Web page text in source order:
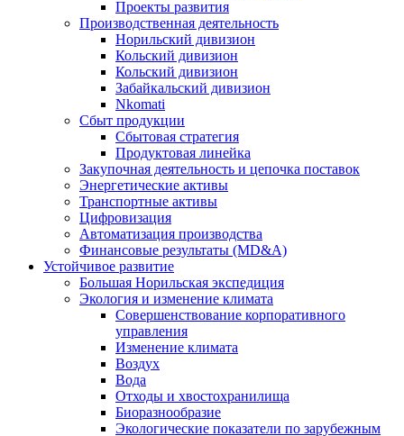
Проекты развития
Производственная деятельность
Норильский дивизион
Кольский дивизион
Кольский дивизион
Забайкальский дивизион
Nkomati
Сбыт продукции
Сбытовая стратегия
Продуктовая линейка
Закупочная деятельность и цепочка поставок
Энергетические активы
Транспортные активы
Цифровизация
Автоматизация производства
Финансовые результаты (MD&A)
Устойчивое развитие
Большая Норильская экспедиция
Экология и изменение климата
Совершенствование корпоративного
управления
Изменение климата
Воздух
Вода
Отходы и хвостохранилища
Биоразнообразие
Экологические показатели по зарубежным